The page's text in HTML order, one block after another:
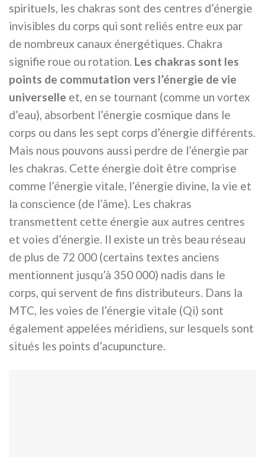
spirituels, les chakras sont des centres d’énergie
invisibles du corps qui sont reliés entre eux par
de nombreux canaux énergétiques. Chakra
signifie roue ou rotation. Les chakras sont les
points de commutation vers l’énergie de vie
universelle et, en se tournant (comme un vortex
d’eau), absorbent l’énergie cosmique dans le
corps ou dans les sept corps d’énergie différents.
Mais nous pouvons aussi perdre de l’énergie par
les chakras. Cette énergie doit être comprise
comme l’énergie vitale, l’énergie divine, la vie et
la conscience (de l’âme). Les chakras
transmettent cette énergie aux autres centres
et voies d’énergie. Il existe un très beau réseau
de plus de 72 000 (certains textes anciens
mentionnent jusqu’à 350 000) nadis dans le
corps, qui servent de fins distributeurs. Dans la
MTC, les voies de l’énergie vitale (Qi) sont
également appelées méridiens, sur lesquels sont
situés les points d’acupuncture.